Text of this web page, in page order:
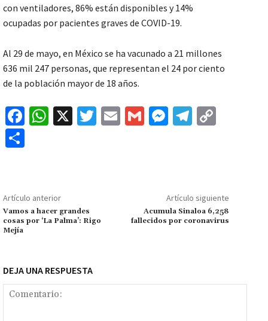
con ventiladores, 86% están disponibles y 14%
ocupadas por pacientes graves de COVID-19.
Al 29 de mayo, en México se ha vacunado a 21 millones
636 mil 247 personas, que representan el 24 por ciento
de la población mayor de 18 años.
Fa
o
k
W
p
p
X
T
E
G
M
ge
r
Te
m Li
n
k
p
ar
Artículo anterior
Vamos a hacer grandes
cosas por ‘La Palma’: Rigo
Mejía
Artículo siguiente
Acumula Sinaloa 6,258
fallecidos por coronavirus
DEJA UNA RESPUESTA